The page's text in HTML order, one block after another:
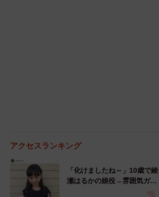
アクセスランキング
「化けましたね～」10歳で綾
瀬はるかの娘役→雰囲気ガラ